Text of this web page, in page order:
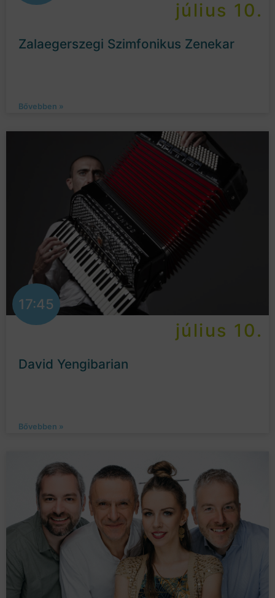
július 10.
Zalaegerszegi Szimfonikus Zenekar
Bővebben »
17:45
július 10.
David Yengibarian
Bővebben »